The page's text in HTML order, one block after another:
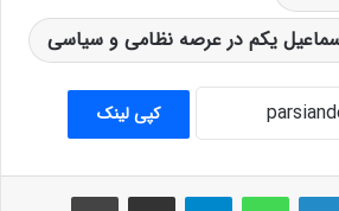
یکم در عرصه نظامی و سیاسی
کپی لینک
لینکدین واتس آپ تلگرام اشتراک گذاری از طریق ایمیل چاپ